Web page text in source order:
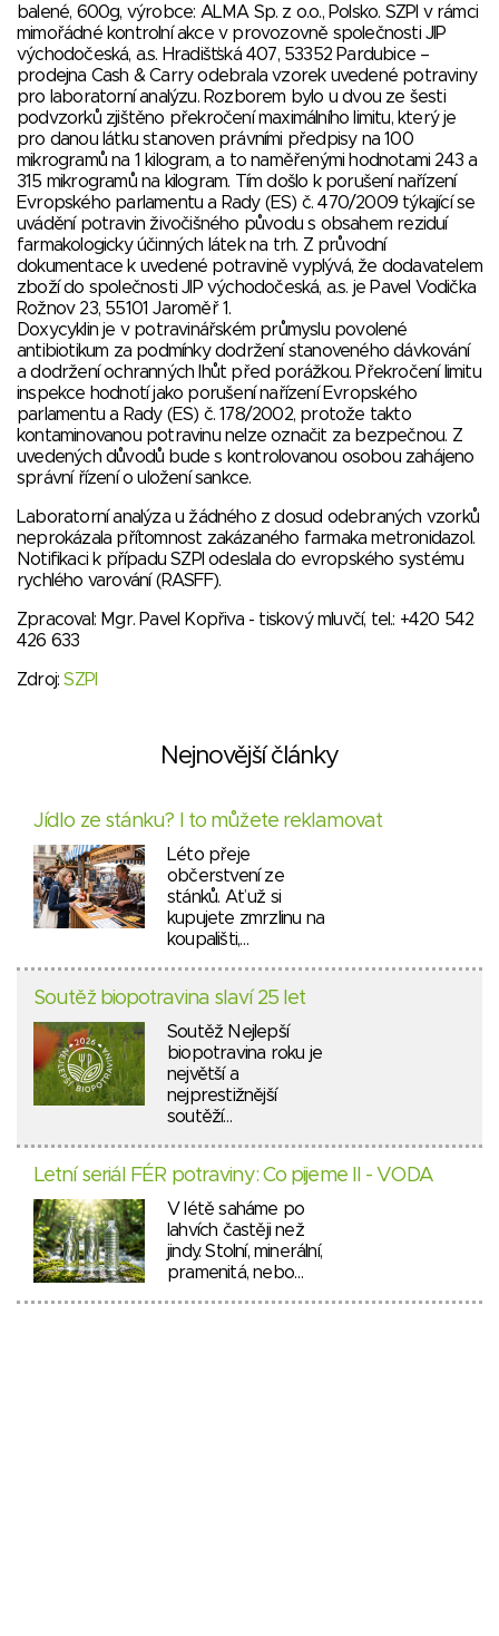
balené, 600g, výrobce: ALMA Sp. z o.o., Polsko. SZPI v rámci
mimořádné kontrolní akce v provozovně společnosti JIP
východočeská, a.s. Hradišťská 407, 53352 Pardubice –
prodejna Cash & Carry odebrala vzorek uvedené potraviny
pro laboratorní analýzu. Rozborem bylo u dvou ze šesti
podvzorků zjištěno překročení maximálního limitu, který je
pro danou látku stanoven právními předpisy na 100
mikrogramů na 1 kilogram, a to naměřenými hodnotami 243 a
315 mikrogramů na kilogram. Tím došlo k porušení nařízení
Evropského parlamentu a Rady (ES) č. 470/2009 týkající se
uvádění potravin živočišného původu s obsahem reziduí
farmakologicky účinných látek na trh. Z průvodní
dokumentace k uvedené potravině vyplývá, že dodavatelem
zboží do společnosti JIP východočeská, a.s. je Pavel Vodička
Rožnov 23, 55101 Jaroměř 1.
Doxycyklin je v potravinářském průmyslu povolené
antibiotikum za podmínky dodržení stanoveného dávkování
a dodržení ochranných lhůt před porážkou. Překročení limitu
inspekce hodnotí jako porušení nařízení Evropského
parlamentu a Rady (ES) č. 178/2002, protože takto
kontaminovanou potravinu nelze označit za bezpečnou. Z
uvedených důvodů bude s kontrolovanou osobou zahájeno
správní řízení o uložení sankce.
Laboratorní analýza u žádného z dosud odebraných vzorků
neprokázala přítomnost zakázaného farmaka metronidazol.
Notifikaci k případu SZPI odeslala do evropského systému
rychlého varování (RASFF).
Zpracoval: Mgr. Pavel Kopřiva - tiskový mluvčí, tel.: +420 542
426 633
Zdroj:SZPI
Nejnovější články
Jídlo ze stánku? I to můžete reklamovat
Léto přeje
občerstvení ze
stánků. Ať už si
kupujete zmrzlinu na
koupališti,…
Soutěž biopotravina slaví 25 let
Soutěž Nejlepší
biopotravina roku je
největší a
nejprestižnější
soutěží…
Letní seriál FÉR potraviny: Co pijeme II - VODA
V létě saháme po
lahvích častěji než
jindy. Stolní, minerální,
pramenitá, nebo…